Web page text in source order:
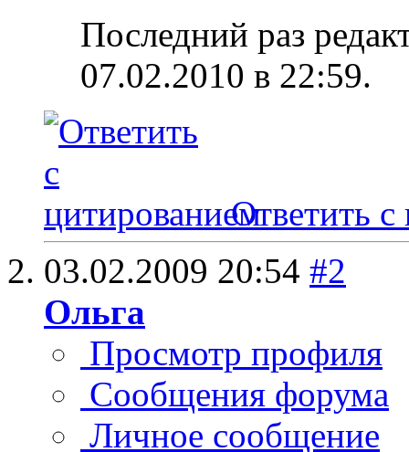
Последний раз
07.02.2010 в 22:59.
Ответить с
03.02.2009 20:54 #2
Ольга
Просмотр профиля
Сообщения форума
Личное сообщение